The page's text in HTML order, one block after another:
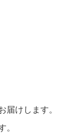
届けします。
。